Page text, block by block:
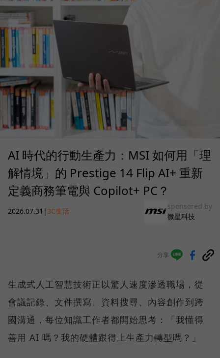
AI 時代的行動生產力：MSI 如何用「理
解情境」的 Prestige 14 Flip AI+ 重新
定義商務筆電與 Copilot+ PC？
2026.07.31 | 3C生活
sponsored by
微星科技
分享
生成式人工智慧技術正以驚人速度滲透職場，從
會議記錄、文件撰寫、資料搜尋、內容創作到跨
國溝通，每位知識工作者都開始思考：「我懂得
善用 AI 嗎？我的硬體跟得上生產力轉型嗎？」